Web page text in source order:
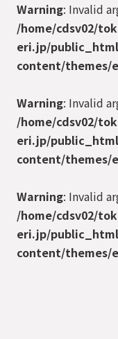
Warning: Invalid
/home/cdsv02/
eri.jp/
content/themes/
Warning: Invalid
/home/cdsv02/
eri.jp/
content/themes/
Warning: Invalid
/home/cdsv02/
eri.jp/
content/themes/